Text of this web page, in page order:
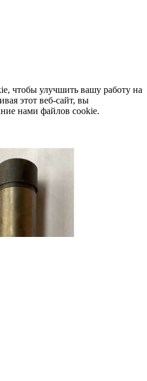
чтобы улучшить вашу работу на
этот веб-сайт, вы
нами файлов cookie.